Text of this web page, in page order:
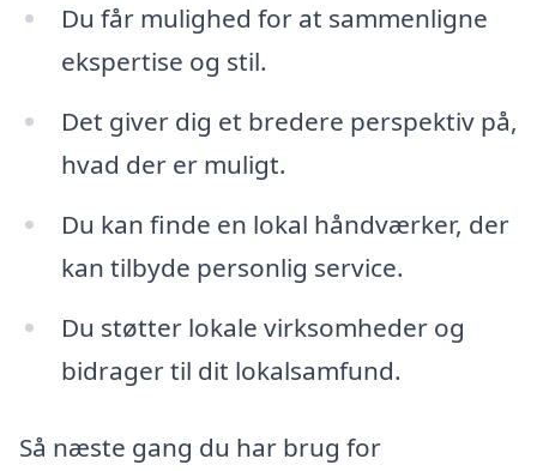
Du får mulighed for at sammenligne
ekspertise og stil.
Det giver dig et bredere perspektiv på,
hvad der er muligt.
Du kan finde en lokal håndværker, der
kan tilbyde personlig service.
Du støtter lokale virksomheder og
bidrager til dit lokalsamfund.
Så næste gang du har brug for